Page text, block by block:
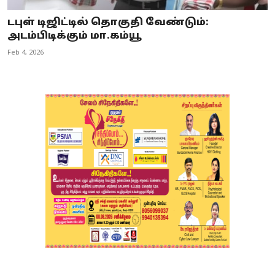
டபுள் டிஜிட்டில் தொகுதி வேண்டும்:
அடம்பிடிக்கும் மா.கம்யூ
Feb 4, 2026